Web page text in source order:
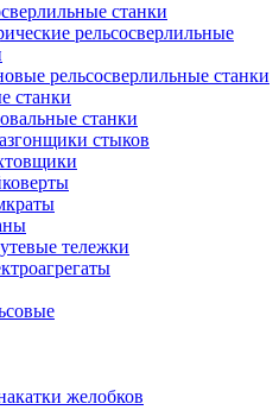
станки
рельсосверлильные
рельсосверлильные станки
станки
станки
стыков
тележки
желобков